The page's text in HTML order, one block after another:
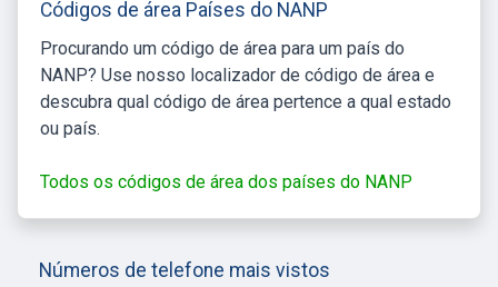
Códigos de área Países do NANP
Procurando um código de área para um país do
NANP? Use nosso localizador de código de área e
descubra qual código de área pertence a qual estado
ou país.
Todos os códigos de área dos países do NANP
Números de telefone mais vistos